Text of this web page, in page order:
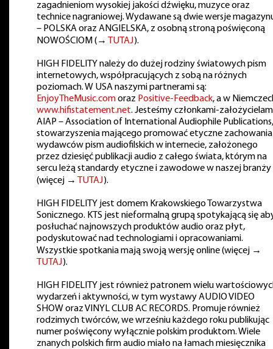
zagadnieniom wysokiej jakości dźwięku, muzyce oraz
technice nagraniowej. Wydawane są dwie wersje
– POLSKA oraz ANGIELSKA, z osobną stroną poświęconą
NOWOŚCIOM (→
TUTAJ).
HIGH FIDELITY należy do dużej rodziny światowych pism
internetowych, współpracujących z sobą na różnych
poziomach. W USA naszymi partnerami są:
EnjoyTheMusic.comoraz Positive-Feedback, a w
www.hifistatement.net. Jesteśmy członkami-
AIAP – Association of International Audiophile Publications,
stowarzyszenia mającego promować etyczne zachowania
wydawców pism audiofilskich w internecie, założonego
przez dziesięć publikacji audio z całego świata, którym na
sercu leżą standardy etyczne i zawodowe w naszej branży
(więcej →
TUTAJ).
HIGH FIDELITY jest domem Krakowskiego Towarzystwa
Sonicznego. KTS jest nieformalną grupą spotykającą się
posłuchać najnowszych produktów audio oraz płyt,
podyskutować nad technologiami i opracowaniami.
Wszystkie spotkania mają swoją wersję online (więcej →
TUTAJ).
HIGH FIDELITY jest również patronem wielu
wydarzeń i aktywności, w tym wystawy AUDIO VIDEO
SHOW oraz VINYL CLUB AC RECORDS. Promuje również
rodzimych twórców, we wrześniu każdego roku publikując
numer poświęcony wyłącznie polskim produktom. Wiele
znanych polskich firm audio miało na łamach miesięcznika